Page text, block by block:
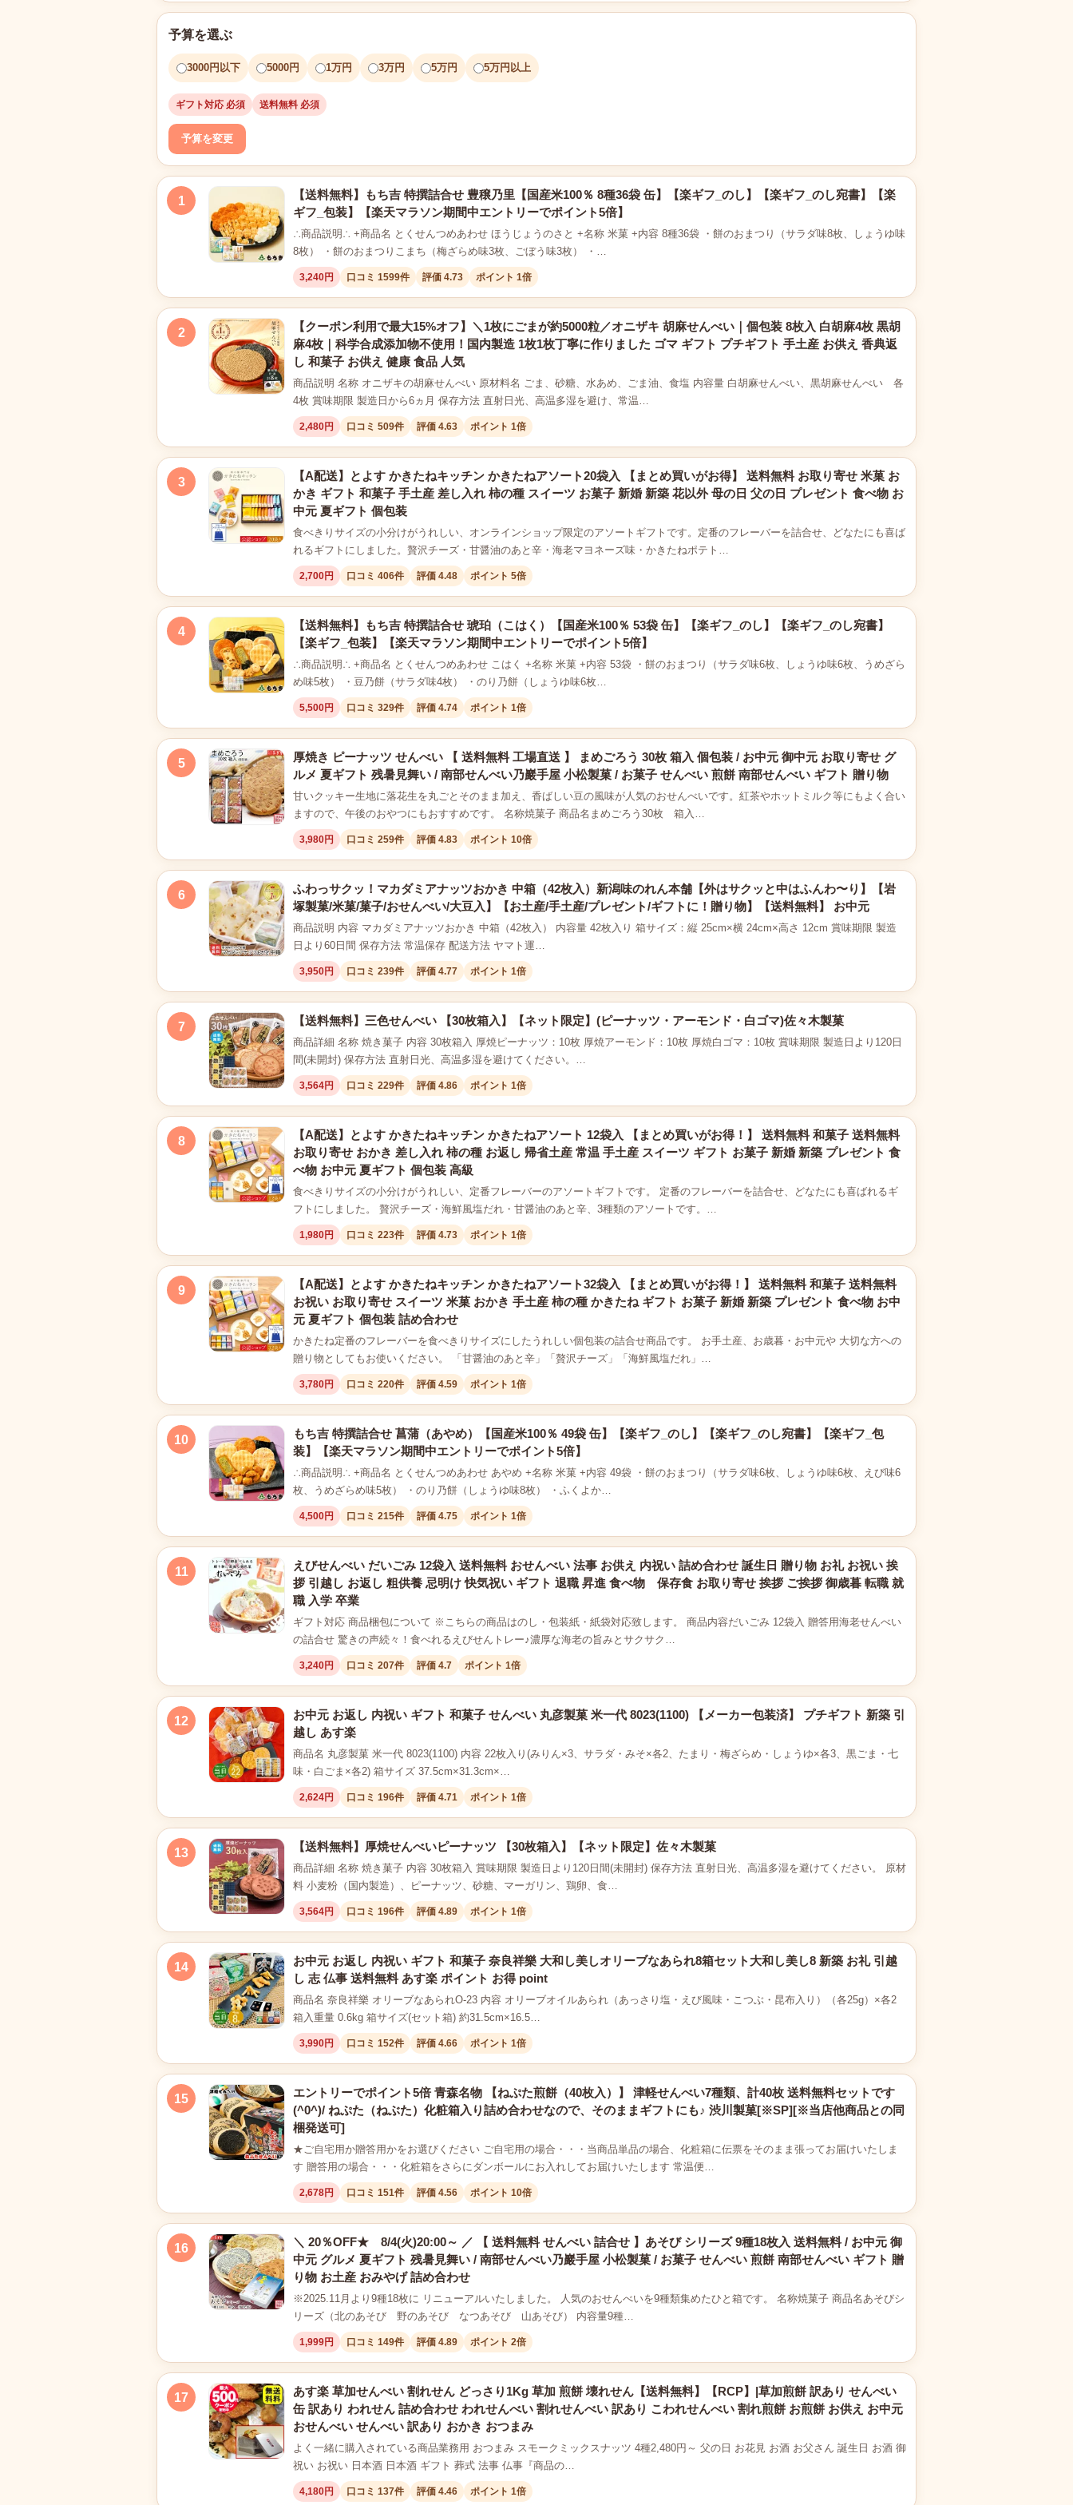
予算を選ぶ
3000円以下 5000円 1万円 3万円 5万円 5万円以上
ギフト対応 必須 送料無料 必須
予算を変更
1
【送料無料】もち吉 特撰詰合せ 豊穣乃里【国産米100％ 8種36袋 缶】【楽ギフ_のし】【楽ギフ_のし宛書】【楽
ギフ_包装】【楽天マラソン期間中エントリーでポイント5倍】
∴商品説明∴ +商品名 とくせんつめあわせ ほうじょうのさと +名称 米菓 +内容 8種36袋 ・餅のおまつり（サラダ味8枚、しょうゆ味
8枚） ・餅のおまつりこまち（梅ざらめ味3枚、ごぼう味3枚） ・…
3,240円 口コミ 1599件 評価 4.73 ポイント 1倍
2
【クーポン利用で最大15%オフ】＼1枚にごまが約5000粒／オニザキ 胡麻せんべい｜個包装 8枚入 白胡麻4枚 黒胡
麻4枚｜科学合成添加物不使用！国内製造 1枚1枚丁寧に作りました ゴマ ギフト プチギフト 手土産 お供え 香典返
し 和菓子 お供え 健康 食品 人気
商品説明 名称 オニザキの胡麻せんべい 原材料名 ごま、砂糖、水あめ、ごま油、食塩 内容量 白胡麻せんべい、黒胡麻せんべい 各
4枚 賞味期限 製造日から6ヵ月 保存方法 直射日光、高温多湿を避け、常温…
2,480円 口コミ 509件 評価 4.63 ポイント 1倍
3
【A配送】とよす かきたねキッチン かきたねアソート20袋入 【まとめ買いがお得】 送料無料 お取り寄せ 米菓 お
かき ギフト 和菓子 手土産 差し入れ 柿の種 スイーツ お菓子 新婚 新築 花以外 母の日 父の日 プレゼント 食べ物 お
中元 夏ギフト 個包装
食べきりサイズの小分けがうれしい、オンラインショップ限定のアソートギフトです。定番のフレーバーを詰合せ、どなたにも喜ば
れるギフトにしました。贅沢チーズ・甘醤油のあと辛・海老マヨネーズ味・かきたねポテト…
2,700円 口コミ 406件 評価 4.48 ポイント 5倍
4
【送料無料】もち吉 特撰詰合せ 琥珀（こはく）【国産米100％ 53袋 缶】【楽ギフ_のし】【楽ギフ_のし宛書】
【楽ギフ_包装】【楽天マラソン期間中エントリーでポイント5倍】
∴商品説明∴ +商品名 とくせんつめあわせ こはく +名称 米菓 +内容 53袋 ・餅のおまつり（サラダ味6枚、しょうゆ味6枚、うめざら
め味5枚） ・豆乃餅（サラダ味4枚） ・のり乃餅（しょうゆ味6枚…
5,500円 口コミ 329件 評価 4.74 ポイント 1倍
5
厚焼き ピーナッツ せんべい 【 送料無料 工場直送 】 まめごろう 30枚 箱入 個包装 / お中元 御中元 お取り寄せ グ
ルメ 夏ギフト 残暑見舞い / 南部せんべい乃巖手屋 小松製菓 / お菓子 せんべい 煎餅 南部せんべい ギフト 贈り物
甘いクッキー生地に落花生を丸ごとそのまま加え、香ばしい豆の風味が人気のおせんべいです。紅茶やホットミルク等にもよく合い
ますので、午後のおやつにもおすすめです。 名称焼菓子 商品名まめごろう30枚 箱入…
3,980円 口コミ 259件 評価 4.83 ポイント 10倍
6
ふわっサクッ！マカダミアナッツおかき 中箱（42枚入）新潟味のれん本舗【外はサクッと中はふんわ〜り】【岩
塚製菓/米菓/菓子/おせんべい/大豆入】【お土産/手土産/プレゼント/ギフトに！贈り物】【送料無料】 お中元
商品説明 内容 マカダミアナッツおかき 中箱（42枚入） 内容量 42枚入り 箱サイズ：縦 25cm×横 24cm×高さ 12cm 賞味期限 製造
日より60日間 保存方法 常温保存 配送方法 ヤマト運…
3,950円 口コミ 239件 評価 4.77 ポイント 1倍
7 【送料無料】三色せんべい 【30枚箱入】【ネット限定】(ピーナッツ・アーモンド・白ゴマ)佐々木製菓
商品詳細 名称 焼き菓子 内容 30枚箱入 厚焼ピーナッツ：10枚 厚焼アーモンド：10枚 厚焼白ゴマ：10枚 賞味期限 製造日より120日
間(未開封) 保存方法 直射日光、高温多湿を避けてください。…
3,564円 口コミ 229件 評価 4.86 ポイント 1倍
8
【A配送】とよす かきたねキッチン かきたねアソート 12袋入 【まとめ買いがお得！】 送料無料 和菓子 送料無料
お取り寄せ おかき 差し入れ 柿の種 お返し 帰省土産 常温 手土産 スイーツ ギフト お菓子 新婚 新築 プレゼント 食
べ物 お中元 夏ギフト 個包装 高級
食べきりサイズの小分けがうれしい、定番フレーバーのアソートギフトです。 定番のフレーバーを詰合せ、どなたにも喜ばれるギ
フトにしました。 贅沢チーズ・海鮮風塩だれ・甘醤油のあと辛、3種類のアソートです。…
1,980円 口コミ 223件 評価 4.73 ポイント 1倍
9
【A配送】とよす かきたねキッチン かきたねアソート32袋入 【まとめ買いがお得！】 送料無料 和菓子 送料無料
お祝い お取り寄せ スイーツ 米菓 おかき 手土産 柿の種 かきたね ギフト お菓子 新婚 新築 プレゼント 食べ物 お中
元 夏ギフト 個包装 詰め合わせ
かきたね定番のフレーバーを食べきりサイズにしたうれしい個包装の詰合せ商品です。 お手土産、お歳暮・お中元や 大切な方への
贈り物としてもお使いください。 「甘醤油のあと辛」「贅沢チーズ」「海鮮風塩だれ」…
3,780円 口コミ 220件 評価 4.59 ポイント 1倍
10
もち吉 特撰詰合せ 菖蒲（あやめ）【国産米100％ 49袋 缶】【楽ギフ_のし】【楽ギフ_のし宛書】【楽ギフ_包
装】【楽天マラソン期間中エントリーでポイント5倍】
∴商品説明∴ +商品名 とくせんつめあわせ あやめ +名称 米菓 +内容 49袋 ・餅のおまつり（サラダ味6枚、しょうゆ味6枚、えび味6
枚、うめざらめ味5枚） ・のり乃餅（しょうゆ味8枚） ・ふくよか…
4,500円 口コミ 215件 評価 4.75 ポイント 1倍
11
えびせんべい だいごみ 12袋入 送料無料 おせんべい 法事 お供え 内祝い 詰め合わせ 誕生日 贈り物 お礼 お祝い 挨
拶 引越し お返し 粗供養 忌明け 快気祝い ギフト 退職 昇進 食べ物 保存食 お取り寄せ 挨拶 ご挨拶 御歳暮 転職 就
職 入学 卒業
ギフト対応 商品梱包について ※こちらの商品はのし・包装紙・紙袋対応致します。 商品内容だいごみ 12袋入 贈答用海老せんべい
の詰合せ 驚きの声続々！食べれるえびせんトレー♪濃厚な海老の旨みとサクサク…
3,240円 口コミ 207件 評価 4.7 ポイント 1倍
12
お中元 お返し 内祝い ギフト 和菓子 せんべい 丸彦製菓 米一代 8023(1100) 【メーカー包装済】 プチギフト 新築 引
越し あす楽
商品名 丸彦製菓 米一代 8023(1100) 内容 22枚入り(みりん×3、サラダ・みそ×各2、たまり・梅ざらめ・しょうゆ×各3、黒ごま・七
味・白ごま×各2) 箱サイズ 37.5cm×31.3cm×…
2,624円 口コミ 196件 評価 4.71 ポイント 1倍
13 【送料無料】厚焼せんべいピーナッツ 【30枚箱入】【ネット限定】佐々木製菓
商品詳細 名称 焼き菓子 内容 30枚箱入 賞味期限 製造日より120日間(未開封) 保存方法 直射日光、高温多湿を避けてください。 原材
料 小麦粉（国内製造）、ピーナッツ、砂糖、マーガリン、鶏卵、食…
3,564円 口コミ 196件 評価 4.89 ポイント 1倍
14
お中元 お返し 内祝い ギフト 和菓子 奈良祥樂 大和し美しオリーブなあられ8箱セット大和し美し8 新築 お礼 引越
し 志 仏事 送料無料 あす楽 ポイント お得 point
商品名 奈良祥樂 オリーブなあられO-23 内容 オリーブオイルあられ（あっさり塩・えび風味・こつぶ・昆布入り）（各25g）×各2
箱入重量 0.6kg 箱サイズ(セット箱) 約31.5cm×16.5…
3,990円 口コミ 152件 評価 4.66 ポイント 1倍
15
エントリーでポイント5倍 青森名物 【ねぷた煎餅（40枚入）】 津軽せんべい7種類、計40枚 送料無料セットです
(^0^)/ ねぷた（ねぶた）化粧箱入り詰め合わせなので、そのままギフトにも♪ 渋川製菓[※SP][※当店他商品との同
梱発送可]
★ご自宅用か贈答用かをお選びください ご自宅用の場合・・・当商品単品の場合、化粧箱に伝票をそのまま張ってお届けいたしま
す 贈答用の場合・・・化粧箱をさらにダンボールにお入れしてお届けいたします 常温便…
2,678円 口コミ 151件 評価 4.56 ポイント 10倍
16
＼ 20％OFF★ 8/4(火)20:00～ ／ 【 送料無料 せんべい 詰合せ 】あそび シリーズ 9種18枚入 送料無料 / お中元 御
中元 グルメ 夏ギフト 残暑見舞い / 南部せんべい乃巖手屋 小松製菓 / お菓子 せんべい 煎餅 南部せんべい ギフト 贈
り物 お土産 おみやげ 詰め合わせ
※2025.11月より9種18枚に リニューアルいたしました。 人気のおせんべいを9種類集めたひと箱です。 名称焼菓子 商品名あそびシ
リーズ（北のあそび 野のあそび なつあそび 山あそび） 内容量9種…
1,999円 口コミ 149件 評価 4.89 ポイント 2倍
17
あす楽 草加せんべい 割れせん どっさり1Kg 草加 煎餅 壊れせん【送料無料】【RCP】|草加煎餅 訳あり せんべい
缶 訳あり われせん 詰め合わせ われせんべい 割れせんべい 訳あり こわれせんべい 割れ煎餅 お煎餅 お供え お中元
おせんべい せんべい 訳あり おかき おつまみ
よく一緒に購入されている商品業務用 おつまみ スモークミックスナッツ 4種2,480円～ 父の日 お花見 お酒 お父さん 誕生日 お酒 御
祝い お祝い 日本酒 日本酒 ギフト 葬式 法事 仏事『商品の…
4,180円 口コミ 137件 評価 4.46 ポイント 1倍